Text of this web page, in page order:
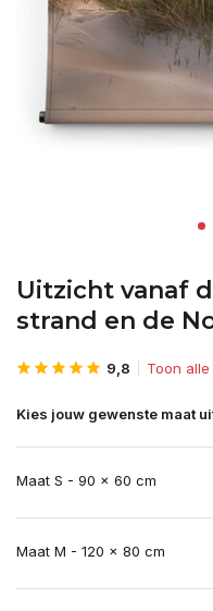
Uitzicht vanaf
strand en de
9,8 Toon
Kies jouw gewenste maat
Maat S - 90 x 60 cm
Maat M - 120 x 80 cm